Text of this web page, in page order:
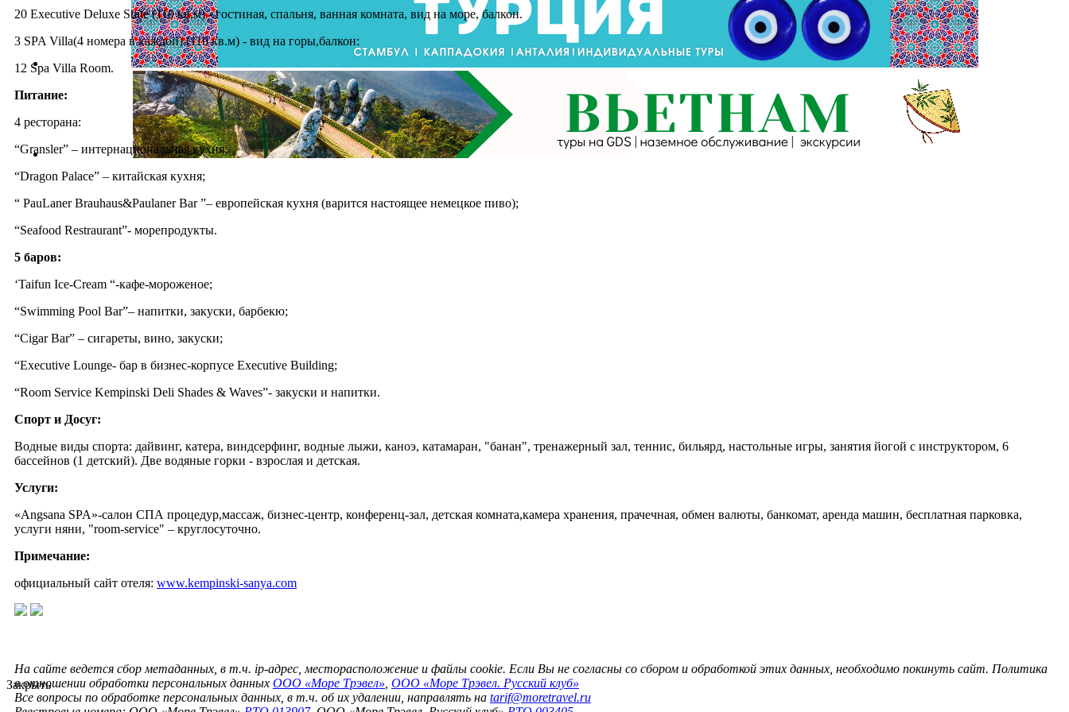
20 Executive Deluxe Suite (110 кв.м) - гостиная, спальня, ванная комната, вид на море, балкон.
3 SPA Villa(4 номера в каждой) (110 кв.м) - вид на горы,балкон:
12 Spa Villa Room.
Питание:
4 ресторана:
“Gransler” – интернациональная кухня;
“Dragon Palace” – китайская кухня;
“ PauLaner Brauhaus&Paulaner Bar ”– европейская кухня (варится настоящее немецкое пиво);
“Seafood Restraurant”- морепродукты.
5 баров:
‘Taifun Ice-Cream “-кафе-мороженое;
“Swimming Pool Bar”– напитки, закуски, барбекю;
“Cigar Bar” – сигареты, вино, закуски;
“Executive Lounge- бар в бизнес-корпусе Executive Building;
“Room Service Kempinski Deli Shades & Waves”- закуски и напитки.
Спорт и Досуг:
Водные виды спорта: дайвинг, катера, виндсерфинг, водные лыжи, каноэ, катамаран, "банан", тренажерный зал, теннис, бильярд, настольные игры, занятия йогой с инструктором, 6
бассейнов (1 детский). Две водяные горки - взрослая и детская.
Услуги:
«Angsana SPA»-салон СПА процедур,массаж, бизнес-центр, конференц-зал, детская комната,камера хранения, прачечная, обмен валюты, банкомат, аренда машин, бесплатная парковка,
услуги няни, "room-service" – круглосуточно.
Примечание:
официальный сайт отеля: www.kempinski-sanya.com
На сайте ведется сбор метаданных, в т.ч. ip-адрес, месторасположение и файлы cookie. Если Вы не согласны со сбором и обработкой этих данных, необходимо покинуть сайт. Политика
в отношении обработки персональных данных ООО «Море Трэвел» ООО «Море Трэвел. Русский клуб»
Все вопросы по обработке персональных данных, в т.ч. об их удалении, направлять на tarif@moretravel.ru
Закрыть